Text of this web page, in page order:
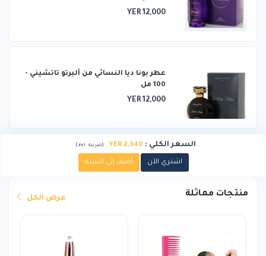
YER 12,000
عطر بونا ديا النسائي من ألبرتو تاتشيني -
100 مل
YER 12,000
السعر الكلي :
YER 2,340
(ضريبة : incl.
)
اشتري الآن أضف إلى السلة
منتجات مماثلة عرض الكل